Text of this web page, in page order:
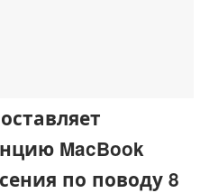
MacBook
по поводу 8